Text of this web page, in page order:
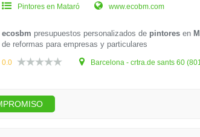
Pintores en Mataró www.ecobm.com
ecosbm presupuestos personalizados de pintores en
de reformas para empresas y particulares
0.0 Barcelona - crtra.de sants 60